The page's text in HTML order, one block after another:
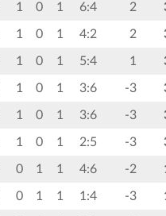
1 0 1 6:4 2
1 0 1 4:2 2
1 0 1 5:4 1
1 0 1 3:6 -3
1 0 1 3:6 -3
1 0 1 2:5 -3
0 1 1 4:6 -2
0 1 1 1:4 -3